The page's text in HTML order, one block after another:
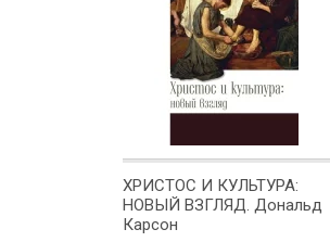
ХРИСТОС И КУЛЬТУРА:
НОВЫЙ ВЗГЛЯД. Дональд
Карсон